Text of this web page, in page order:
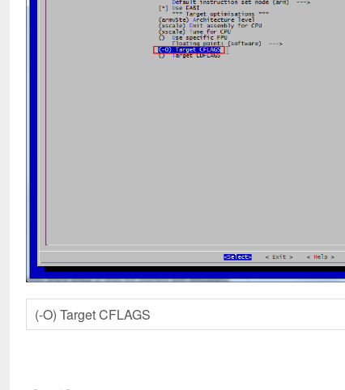
(-O) Target CFLAGS